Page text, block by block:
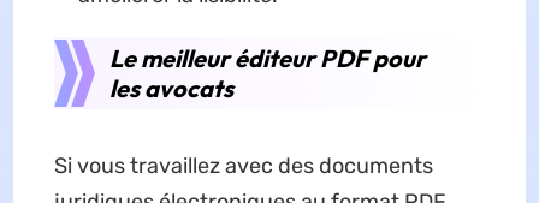
Le meilleur éditeur PDF pour
les avocats
Si vous travaillez avec des documents